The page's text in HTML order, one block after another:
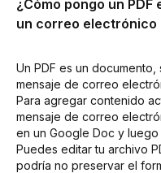
¿Cómo pongo un PDF
un correo electrónico
Un PDF es un
mensaje de correo
Para agregar contenido
mensaje de correo
en un Google Doc y
Puedes editar tu archivo
podría no preservar el